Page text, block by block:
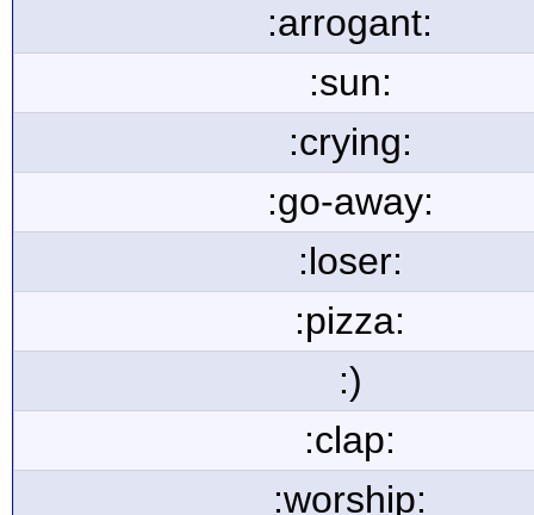
:arrogant:
:sun:
:crying:
:go-away:
:loser:
:pizza:
:)
:clap:
:worship: